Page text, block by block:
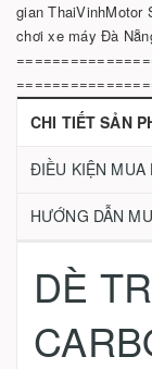
gian
chơi xe máy Đà
CHI TIẾT SẢN
ĐIỀU KIỆN MUA
HƯỚNG DẪN
DÈ